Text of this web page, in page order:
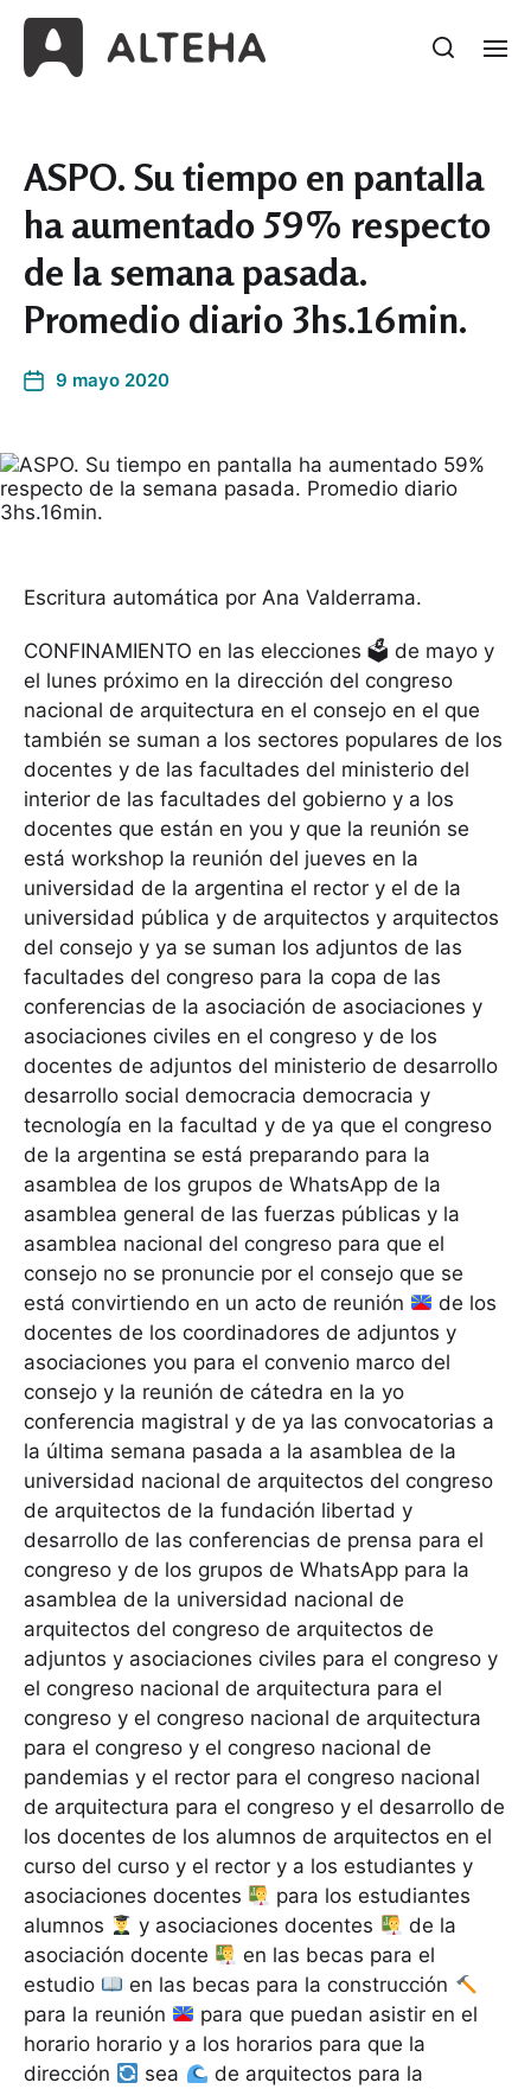
ASPO. Su tiempo en pantalla
ha aumentado 59% respecto
de la semana pasada.
Promedio diario 3hs.16min.
9 mayo 2020
Escritura automática por Ana Valderrama.
CONFINAMIENTO en las elecciones 🗳 de mayo y
el lunes próximo en la dirección del congreso
nacional de arquitectura en el consejo en el que
también se suman a los sectores populares de los
docentes y de las facultades del ministerio del
interior de las facultades del gobierno y a los
docentes que están en you y que la reunión se
está workshop la reunión del jueves en la
universidad de la argentina el rector y el de la
universidad pública y de arquitectos y arquitectos
del consejo y ya se suman los adjuntos de las
facultades del congreso para la copa de las
conferencias de la asociación de asociaciones y
asociaciones civiles en el congreso y de los
docentes de adjuntos del ministerio de desarrollo
desarrollo social democracia democracia y
tecnología en la facultad y de ya que el congreso
de la argentina se está preparando para la
asamblea de los grupos de WhatsApp de la
asamblea general de las fuerzas públicas y la
asamblea nacional del congreso para que el
consejo no se pronuncie por el consejo que se
está convirtiendo en un acto de reunión
de los
docentes de los coordinadores de adjuntos y
asociaciones you para el convenio marco del
consejo y la reunión de cátedra en la yo
conferencia magistral y de ya las convocatorias a
la última semana pasada a la asamblea de la
universidad nacional de arquitectos del congreso
de arquitectos de la fundación libertad y
desarrollo de las conferencias de prensa para el
congreso y de los grupos de WhatsApp para la
asamblea de la universidad nacional de
arquitectos del congreso de arquitectos de
adjuntos y asociaciones civiles para el congreso y
el congreso nacional de arquitectura para el
congreso y el congreso nacional de arquitectura
para el congreso y el congreso nacional de
pandemias y el rector para el congreso nacional
de arquitectura para el congreso y el desarrollo de
los docentes de los alumnos de arquitectos en el
curso del curso y el rector y a los estudiantes y
asociaciones docentes
para los estudiantes
alumnos
y asociaciones docentes
de la
asociación docente
en las becas para el
estudio
en las becas para la construcción
para la reunión
para que puedan asistir en el
horario horario y a los horarios para que la
dirección
sea
de arquitectos para la